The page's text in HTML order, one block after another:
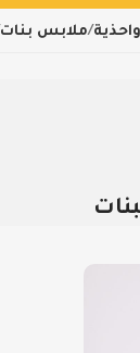
ملابس بنات